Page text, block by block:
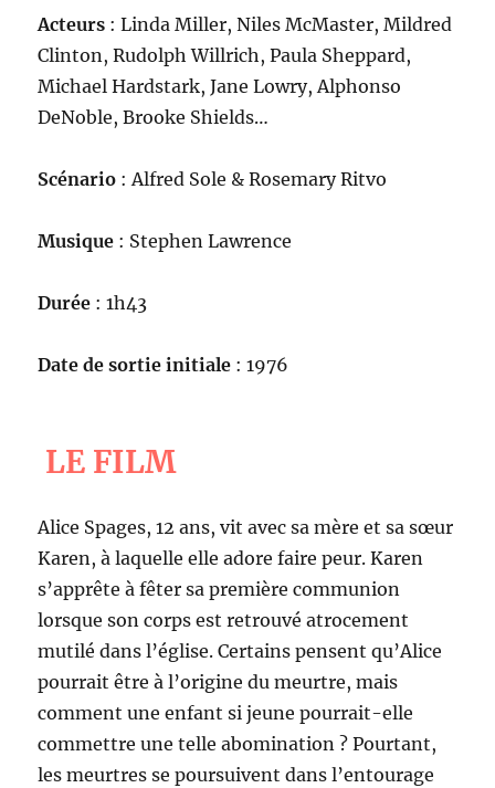
Acteurs : Linda Miller, Niles McMaster, Mildred
Clinton, Rudolph Willrich, Paula Sheppard,
Michael Hardstark, Jane Lowry, Alphonso
DeNoble, Brooke Shields…
Scénario : Alfred Sole & Rosemary Ritvo
Musique : Stephen Lawrence
Durée : 1h43
Date de sortie initiale : 1976
LE FILM
Alice Spages, 12 ans, vit avec sa mère et sa sœur
Karen, à laquelle elle adore faire peur. Karen
s’apprête à fêter sa première communion
lorsque son corps est retrouvé atrocement
mutilé dans l’église. Certains pensent qu’Alice
pourrait être à l’origine du meurtre, mais
comment une enfant si jeune pourrait-elle
commettre une telle abomination ? Pourtant,
les meurtres se poursuivent dans l’entourage